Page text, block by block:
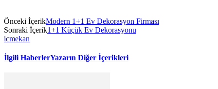
Önceki İçerikModern 1+1 Ev Dekorasyon Firması
Sonraki İçerik1+1 Küçük Ev Dekorasyonu
icmekan
İlgili HaberlerYazarın Diğer İçerikleri